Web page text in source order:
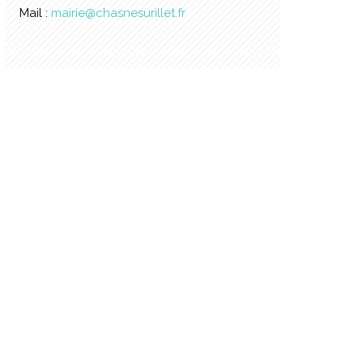
Mail : mairie@chasnesurillet.fr